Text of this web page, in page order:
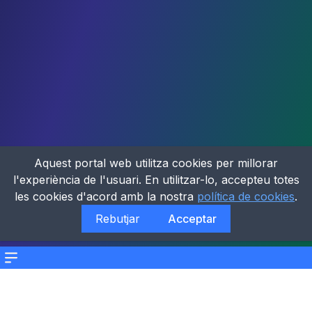
Menu
Aquest portal web utilitza cookies per millorar
l'experiència de l'usuari. En utilitzar-lo, accepteu totes
les cookies d'acord amb la nostra política de cookies.
Rebutjar
Acceptar